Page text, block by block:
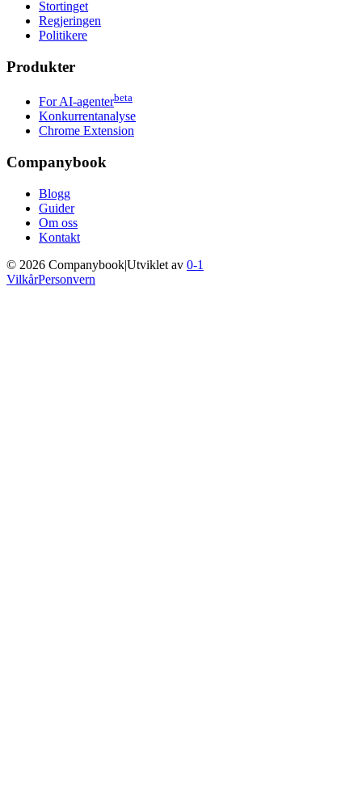
Stortinget
Regjeringen
Politikere
Produkter
For AI-agenterbeta
Konkurrentanalyse
Chrome Extension
Companybook
Blogg
Guider
Om oss
Kontakt
© 2026 Companybook|Utviklet av 0-1
VilkårPersonvern